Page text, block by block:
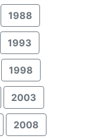
1988
1993
1998
2003
2008